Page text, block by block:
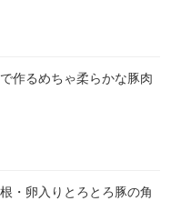
作るめちゃ柔らかな豚肉
・卵入りとろとろ豚の角